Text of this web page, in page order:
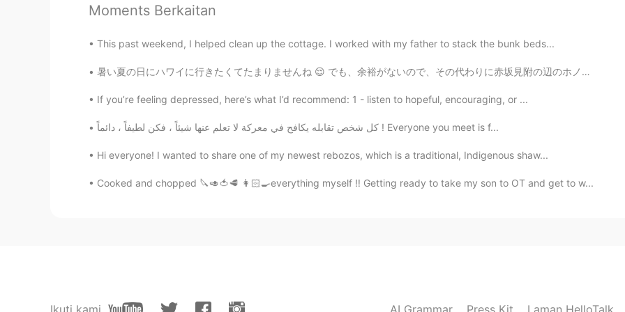
Moments Berkaitan
This past weekend, I helped clean up the cottage. I worked with my father to stack the bunk beds...
暑い夏の日にハワイに行きたくてたまりませんね 😌 でも、余裕がないので、その代わりに赤坂見附の辺のホノルルという喫茶店に行きました 😂🌴🌺 ここでいくつか美味しいハワイ風のおやつがあります。...
If you’re feeling depressed, here’s what I’d recommend: 1 - listen to hopeful, encouraging, or ...
كل شخص تقابله يكافح في معركة لا تعلم عنها شيئاً ، فكن لطيفاً ، دائماً ! Everyone you meet is f...
Hi everyone! I wanted to share one of my newest rebozos, which is a traditional, Indigenous shaw...
Cooked and chopped 🔪🥑🍅🥩 👩🏻‍🍳everything myself ‼️ Getting ready to take my son to OT and get to w...
Ikuti kami AI Grammar Press Kit Laman HelloTalk